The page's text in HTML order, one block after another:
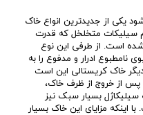
یکی از جدیدترین انواع خاک
سیلیکات متخلخل که قدرت
است. از طرفی این نوع
نامطبوع ادرار و مدفوع را به
دیگر خاک کریستالی این است
پس از خروج از ظرف خاک،
بسیار سبک نیز
مزایای این خاک بسیار